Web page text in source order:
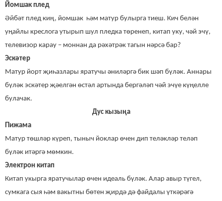
Йомшак плед
Әйбәт плед киң, йомшак һәм матур булырга тиеш. Кич белән
уңайлы креслога утырып шул пледка төренеп, китап уку, чәй эчү,
телевизор карау – моннан да рәхәтрәк тагын нәрсә бар?
Эскәтер
Матур йорт җиһазлары яратучы әниләргә бик шәп бүләк. Аннары
бүләк эскәтер җәелгән өстәл артында бергәләп чәй эчүе күңелле
булачак.
Дус кызыңа
Пижама
Матур төшләр күреп, тыныч йоклар өчен дип теләкләр теләп
бүләк итәргә мөмкин.
Электрон китап
Китап укырга яратучылар өчен идеаль бүләк. Алар авыр түгел,
сумкага сыя һәм вакытны бөтен җирдә дә файдалы үткәрәгә